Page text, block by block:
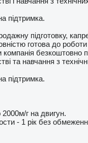
підтримка.
підготовку,
готова до
компанія безкоштовно
та навчання з
підтримка.
2000м/г на двигун.
- 1 рік без